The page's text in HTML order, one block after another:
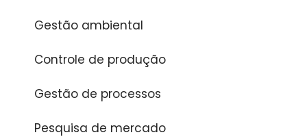
Gestão ambiental
Controle de produção
Gestão de processos
Pesquisa de mercado